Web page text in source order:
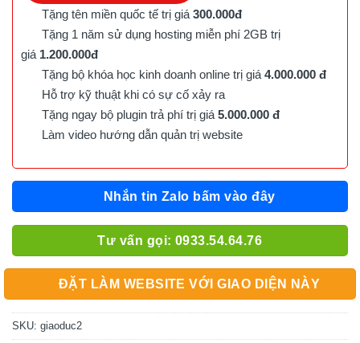
Tặng tên miền quốc tế trị giá 300.000đ
Tặng 1 năm sử dụng hosting miễn phí 2GB trị
giá 1.200.000đ
Tặng bộ khóa học kinh doanh online trị giá 4.000.000 đ
Hỗ trợ kỹ thuật khi có sự cố xảy ra
Tặng ngay bộ plugin trả phí trị giá 5.000.000 đ
Làm video hướng dẫn quản trị website
Nhắn tin Zalo bấm vào đây
Tư vấn gọi: 0933.54.64.76
ĐẶT LÀM WEBSITE VỚI GIAO DIỆN NÀY
SKU: giaoduc2